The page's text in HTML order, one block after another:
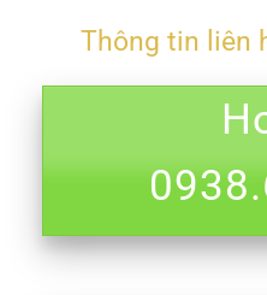
Thông tin liên